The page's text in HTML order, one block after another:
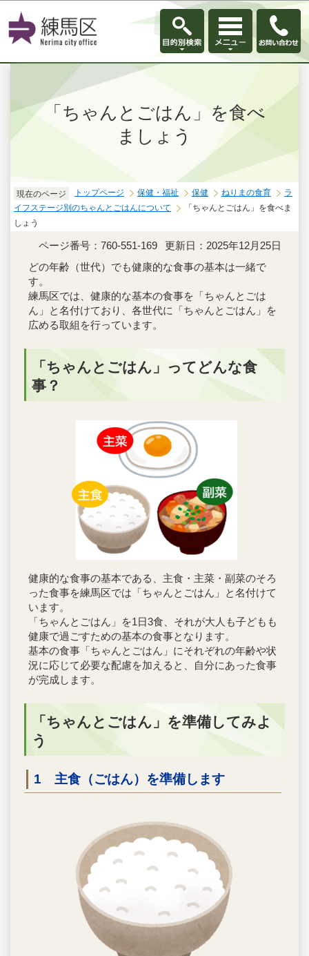
このページの本文へ移動
「ちゃんとごはん」を食べ
ましょう
現在のページ トップページ 保健・福祉 保健 ねりまの食育
ラ
イフステージ別のちゃんとごはんについて
「ちゃんとごはん」を食べま
しょう
ページ番号：760-551-169
更新日：2025年12月25日
どの年齢（世代）でも健康的な食事の基本は一緒で
す。
練馬区では、健康的な基本の食事を「ちゃんとごは
ん」と名付けており、各世代に「ちゃんとごはん」を
広める取組を行っています。
「ちゃんとごはん」ってどんな食
事？
健康的な食事の基本である、主食・主菜・副菜のそろ
った食事を練馬区では「ちゃんとごはん」と名付けて
います。
「ちゃんとごはん」を1日3食、それが大人も子どもも
健康で過ごすための基本の食事となります。
基本の食事「ちゃんとごはん」にそれぞれの年齢や状
況に応じて必要な配慮を加えると、自分にあった食事
が完成します。
「ちゃんとごはん」を準備してみよ
う
1 主食（ごはん）を準備します